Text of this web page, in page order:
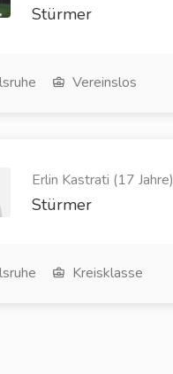
Stürmer
Vereinslos
Erlin Kastrati (17 Jahre)
Stürmer
Kreisklasse